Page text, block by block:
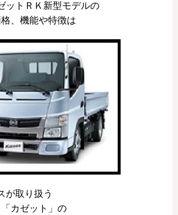
ットＲＫ新型モデルの
、機能や特徴は
が取り扱う
カゼット」の